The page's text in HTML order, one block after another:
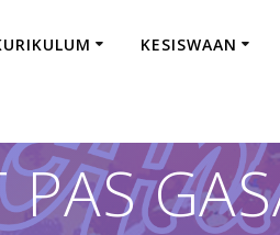
KESISWAAN
PAS